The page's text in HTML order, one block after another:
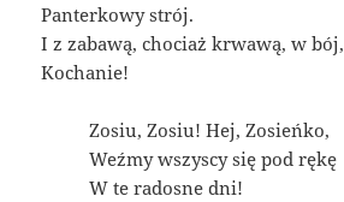
Panterkowy strój.
I z zabawą, chociaż krwawą, w bój,
Kochanie!
Zosiu, Zosiu! Hej, Zosieńko,
Weźmy wszyscy się pod rękę
W te radosne dni!